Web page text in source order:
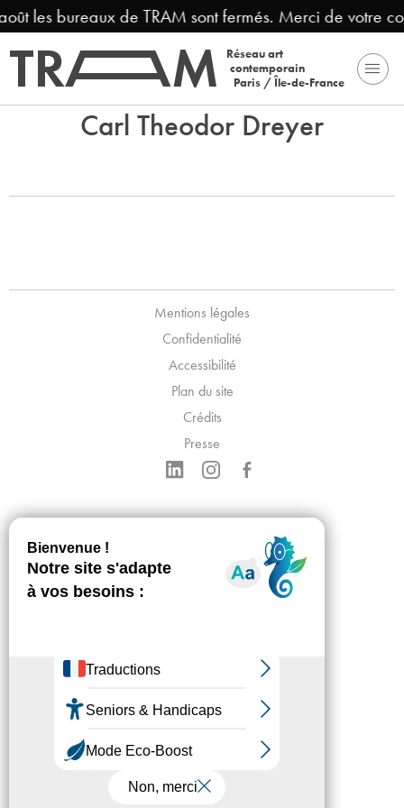
les bureaux de TRAM sont fermés. Merci de votre
Réseau art
contemporain
Paris / Île-de-France
Carl Theodor Dreyer
Mentions légales
Confidentialité
Accessibilité
Plan du site
Crédits
Presse